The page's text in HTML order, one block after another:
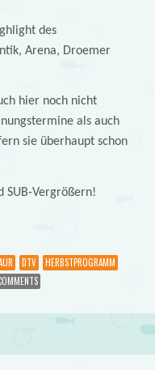
des
Arena, Droemer
hier noch nicht
als auch
sie überhaupt schon
SUB-Vergrößern!
DTV
HERBSTPROGRAMM